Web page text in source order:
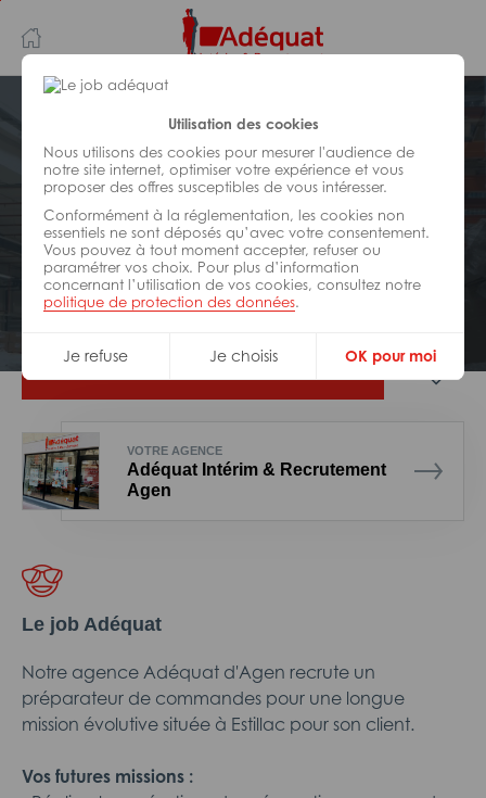
Utilisation des cookies
Nous utilisons des cookies pour mesurer l'audience de
notre site internet, optimiser votre expérience et vous
proposer des offres susceptibles de vous intéresser.
Conformément à la réglementation, les cookies non
essentiels ne sont déposés qu’avec votre consentement.
Vous pouvez à tout moment accepter, refuser ou
paramétrer vos choix. Pour plus d’information
concernant l’utilisation de vos cookies, consultez notre
politique de protection des données.
Je refuse Je choisis OK pour moi
au
contenu
principal
navigation
LOGISTIQUE
Réf : 013-328359
Préparateur de commandes H/F
Interim Estillac
VOTRE AGENCE
Adéquat Intérim & Recrutement
Agen
Le job Adéquat
Notre agence Adéquat d'Agen recrute un
préparateur de commandes pour une longue
mission évolutive située à Estillac pour son client.
Vos futures missions :